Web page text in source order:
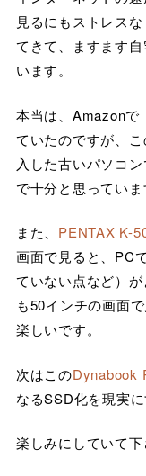
見るにもストレス
てきて、ますます
います。
本当は、Amazonで
ていたのですが、こ
入した古いパソコ
で十分と思っていま
また、 PENTAX K-
画面で見ると、PC
ていない点など）
も50インチの画面
楽しいです。
次はこのDynabook
なるSSD化を現実に
楽しみにしていて下